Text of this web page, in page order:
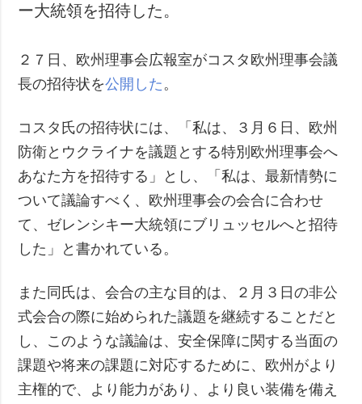
追加
インタビュー
写真
フォトバンク
ー大統領を招待した。
２７日、欧州理事会広報室がコスタ欧州理事会議
長の招待状を公開した 。
コスタ氏の招待状には、「私は、３月６日、欧州
防衛とウクライナを議題とする特別欧州理事会へ
あなた方を招待する」とし、「私は、最新情勢に
ついて議論すべく、欧州理事会の会合に合わせ
て、ゼレンシキー大統領にブリュッセルへと招待
した」と書かれている。
また同氏は、会合の主な目的は、２月３日の非公
式会合の際に始められた議題を継続することだと
し、このような議論は、安全保障に関する当面の
課題や将来の課題に対応するために、欧州がより
主権的で、より能力があり、より良い装備を備え